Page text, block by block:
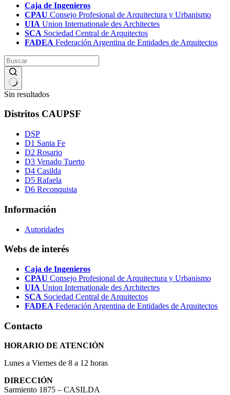
Caja de Ingenieros
CPAU Consejo Profesional de Arquitectura y Urbanismo
UIA Union Internationale des Architectes
SCA Sociedad Central de Arquitectos
FADEA Federación Argentina de Entidades de Arquitectos
Sin resultados
Distritos CAUPSF
DSP
D1 Santa Fe
D2 Rosario
D3 Venado Tuerto
D4 Casilda
D5 Rafaela
D6 Reconquista
Información
Autoridades
Webs de interés
Caja de Ingenieros
CPAU Consejo Profesional de Arquitectura y Urbanismo
UIA Union Internationale des Architectes
SCA Sociedad Central de Arquitectos
FADEA Federación Argentina de Entidades de Arquitectos
Contacto
HORARIO DE ATENCIÓN
Lunes a Viernes de 8 a 12 horas
DIRECCIÓN
Sarmiento 1875 – CASILDA